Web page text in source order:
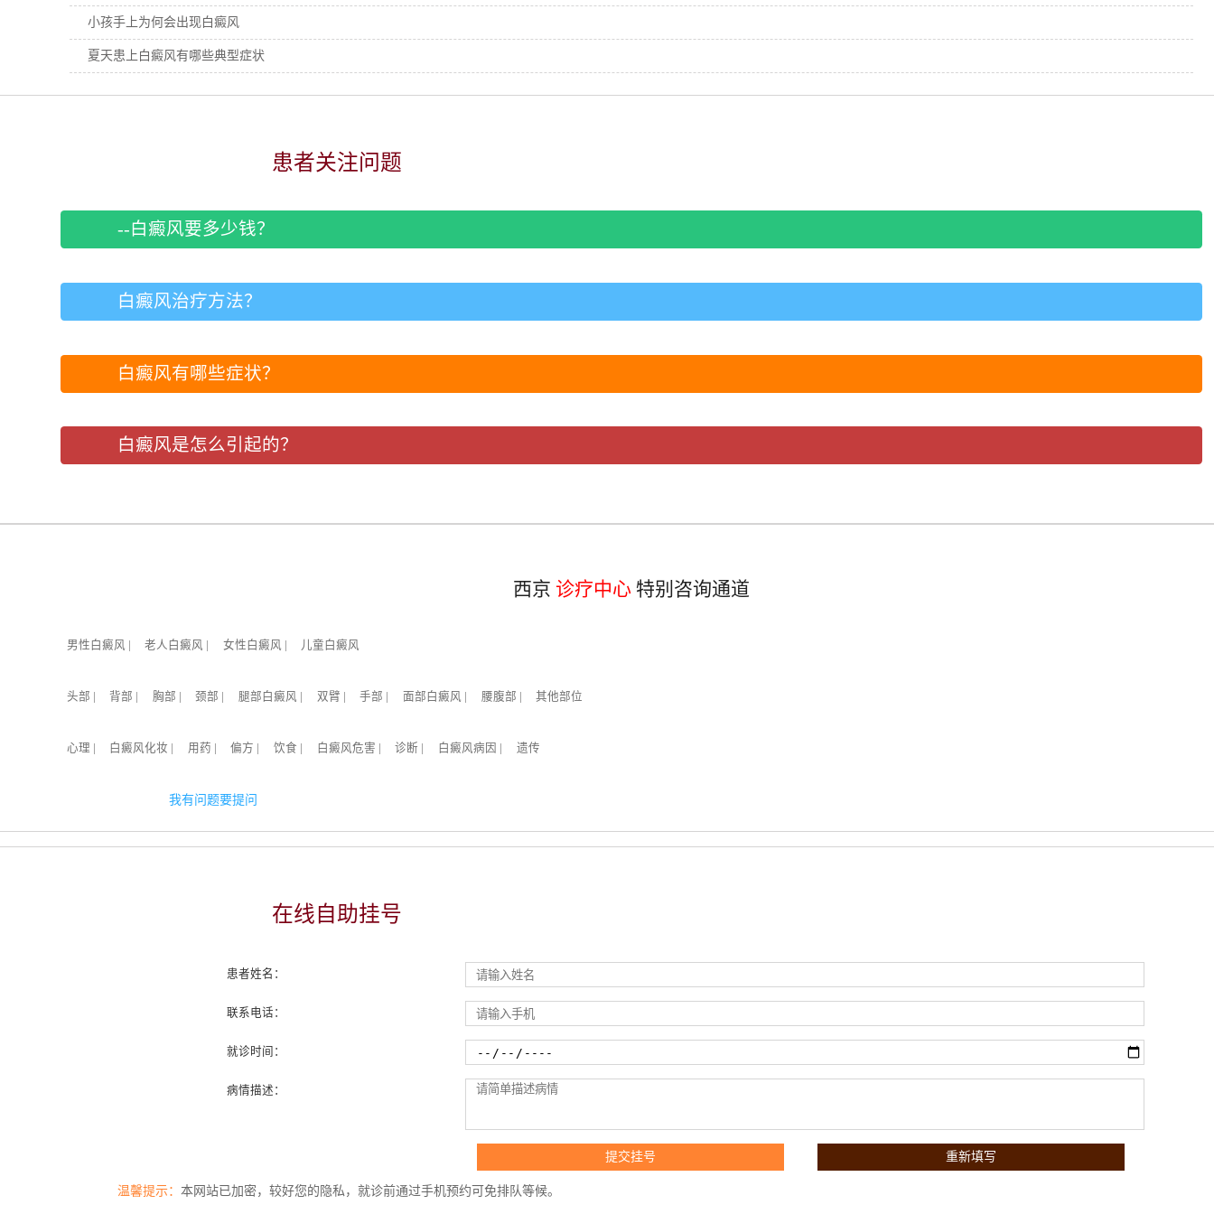
小孩手上为何会出现白癜风
夏天患上白癜风有哪些典型症状
患者关注问题
--白癜风要多少钱？
白癜风治疗方法？
白癜风有哪些症状？
白癜风是怎么引起的？
西京 诊疗中心 特别咨询通道
男性白癜风 | 老人白癜风 | 女性白癜风 | 儿童白癜风
头部 | 背部 | 胸部 | 颈部 | 腿部白癜风 | 双臂 | 手部 | 面部白癜风 | 腰腹部 | 其他部位
心理 | 白癜风化妆 | 用药 | 偏方 | 饮食 | 白癜风危害 | 诊断 | 白癜风病因 | 遗传
我有问题要提问
在线自助挂号
患者姓名：
联系电话：
就诊时间：
病情描述：
温馨提示：本网站已加密，较好您的隐私，就诊前通过手机预约可免排队等候。